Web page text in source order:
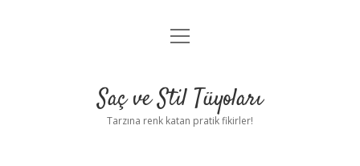
Anasayfa
Yasal Uyarı
menüyü
Saç ve Stil Tüyoları
Tarzına renk katan pratik fikirler!